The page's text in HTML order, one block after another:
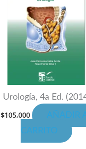
Urología, 4a Ed.
$105,000
AÑADIR
CARRITO